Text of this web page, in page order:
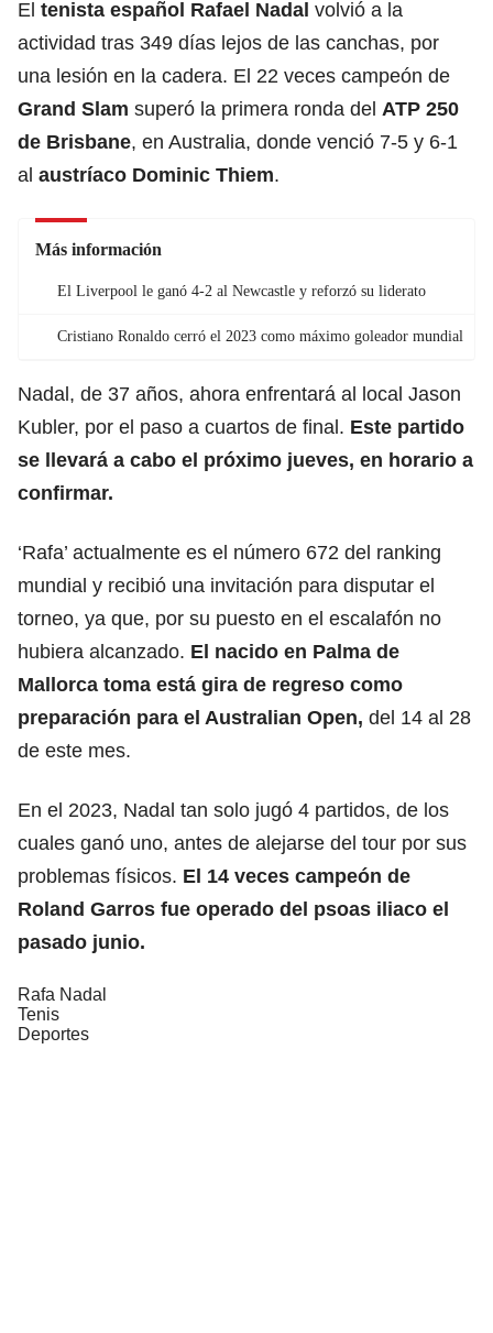
El tenista español Rafael Nadal volvió a la
actividad tras 349 días lejos de las canchas, por
una lesión en la cadera. El 22 veces campeón de
Grand Slam superó la primera ronda del ATP 250
de Brisbane, en Australia, donde venció 7-5 y 6-1
al austríaco Dominic Thiem.
Más información
El Liverpool le ganó 4-2 al Newcastle y reforzó su liderato
Cristiano Ronaldo cerró el 2023 como máximo goleador mundial
Nadal, de 37 años, ahora enfrentará al local Jason
Kubler, por el paso a cuartos de final. Este partido
se llevará a cabo el próximo jueves, en horario a
confirmar.
‘Rafa’ actualmente es el número 672 del ranking
mundial y recibió una invitación para disputar el
torneo, ya que, por su puesto en el escalafón no
hubiera alcanzado. El nacido en Palma de
Mallorca toma está gira de regreso como
preparación para el Australian Open, del 14 al 28
de este mes.
En el 2023, Nadal tan solo jugó 4 partidos, de los
cuales ganó uno, antes de alejarse del tour por sus
problemas físicos. El 14 veces campeón de
Roland Garros fue operado del psoas iliaco el
pasado junio.
Rafa Nadal
Tenis
Deportes